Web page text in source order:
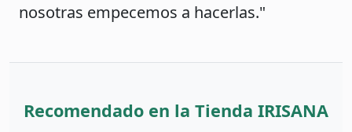
nosotras empecemos a hacerlas."
Recomendado en la Tienda IRISANA